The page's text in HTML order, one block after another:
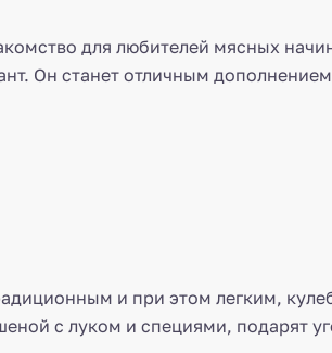
для любителей мясных
Он станет отличным
и при этом легким,
с луком и специями, подарят